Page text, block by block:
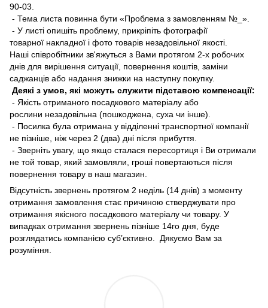
90-03.
- Тема листа повинна бути «Проблема з замовленням №_».
- У листі опишіть проблему, прикріпіть фотографії
товарної накладної і фото товарів незадовільної якості.
Наші співробітники зв'яжуться з Вами протягом 2-х робочих
днів для вирішення ситуації, повернення коштів, заміни
саджанців або надання знижки на наступну покупку.
Деякі з умов, які можуть служити підставою компенсації:
- Якість отриманого посадкового матеріалу або
рослини незадовільна (пошкоджена, суха чи інше).
- Посилка була отримана у відділенні транспортної компанії
не пізніше, ніж через 2 (два) дні після прибуття.
- Зверніть увагу, що якщо сталася пересортиця і Ви отримали
не той товар, який замовляли, гроші повертаються після
повернення товару в наш магазин.
Відсутність звернень протягом 2 неділь (14 днів) з моменту
отримання замовлення стає причиною стверджувати про
отримання якісного посадкового матеріалу чи товару. У
випадках отримання звернень пізніше 14го дня, буде
розглядатись компанією суб’єктивно. Дякуємо Вам за
розуміння.